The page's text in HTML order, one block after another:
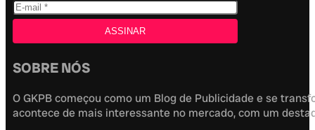
SOBRE NÓS
O GKPB começou como um Blog de Publicidade e se
acontece de mais interessante no mercado, com um